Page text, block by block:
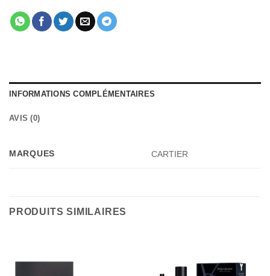
INFORMATIONS COMPLÉMENTAIRES
AVIS (0)
MARQUES CARTIER
PRODUITS SIMILAIRES